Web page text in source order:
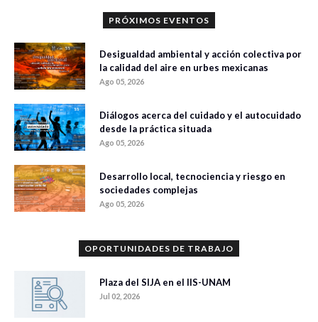
PRÓXIMOS EVENTOS
Desigualdad ambiental y acción colectiva por
la calidad del aire en urbes mexicanas
Ago 05, 2026
Diálogos acerca del cuidado y el autocuidado
desde la práctica situada
Ago 05, 2026
Desarrollo local, tecnociencia y riesgo en
sociedades complejas
Ago 05, 2026
OPORTUNIDADES DE TRABAJO
Plaza del SIJA en el IIS-UNAM
Jul 02, 2026